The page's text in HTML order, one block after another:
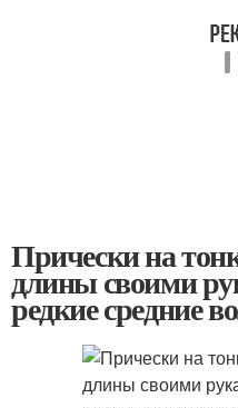
Прически на
длины своими
редкие средние